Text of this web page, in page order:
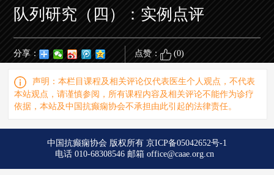
队列研究（四）：实例点评
分享： 点赞： (0)
声明：本栏目课程及相关评论仅代表医生个人观点，不代表
本站观点，请谨慎参阅，所有课程内容及相关评论不能作为诊疗
依据，本站及中国抗癫痫协会不承担由此引起的法律责任。
中国抗癫痫协会 版权所有 京ICP备05042652号-1
电话 010-68308546 邮箱 office@caae.org.cn